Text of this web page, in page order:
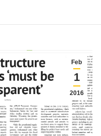
Feb
1
2016